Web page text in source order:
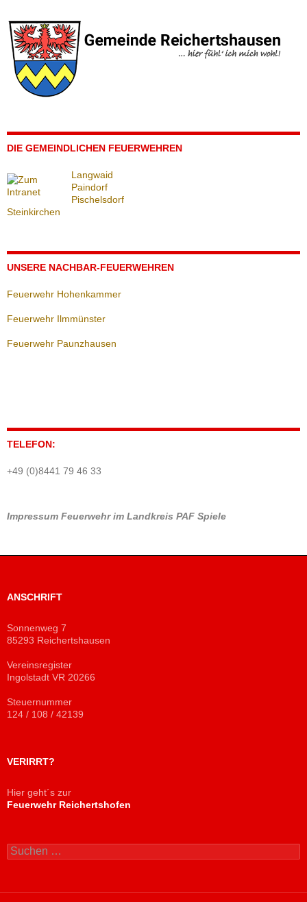
DIE GEMEINDLICHEN FEUERWEHREN
Langwaid
Paindorf
Pischelsdorf
Steinkirchen
UNSERE NACHBAR-FEUERWEHREN
Feuerwehr Hohenkammer
Feuerwehr Ilmmünster
Feuerwehr Paunzhausen
TELEFON:
+49 (0)8441 79 46 33
Impressum Feuerwehr im Landkreis PAF Spiele
ANSCHRIFT
Sonnenweg 7
85293 Reichertshausen
Vereinsregister
Ingolstadt VR 20266
Steuernummer
124 / 108 / 42139
VERIRRT?
Hier geht´s zur
Feuerwehr Reichertshofen
Suchen
nach: